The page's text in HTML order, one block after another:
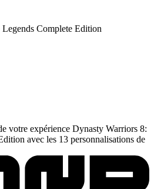
Complete Edition
votre expérience Dynasty Warriors 8:
avec les 13 personnalisations de